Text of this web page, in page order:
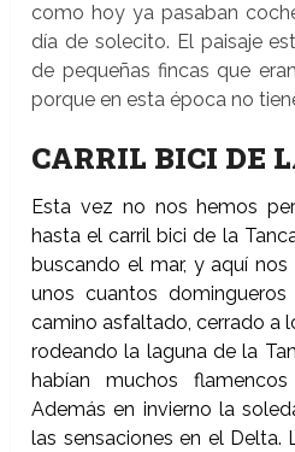
como hoy ya pasaban
día de solecito. El paisaje
de pequeñas fincas que
porque en esta época no
CARRIL BICI DE
Esta vez no nos hemos
hasta el carril bici de la
buscando el mar, y aquí
unos cuantos
camino asfaltado, cerrado a
rodeando la laguna de la
habían muchos
Además en invierno la
las sensaciones en el Delta.